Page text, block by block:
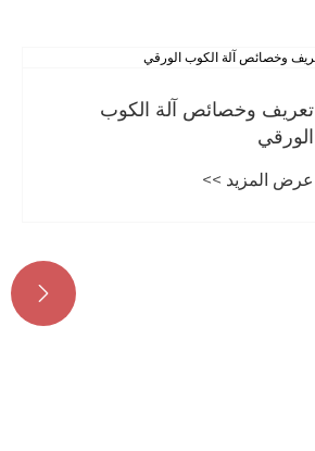
تعريف وخصائص آلة الكوب
الورقي
عرض المزيد >>
